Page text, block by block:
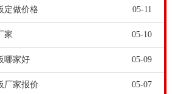
均衡含水率呢？我国南方气候环境
，所以空气中水分子较多，所以设
定做价格 05-11
家 05-10
哪家好 05-09
厂家报价 05-07